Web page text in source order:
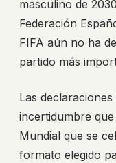
masculino de
Federación
FIFA aún no ha
partido más
Las
incertidumbre
Mundial que se
formato elegido